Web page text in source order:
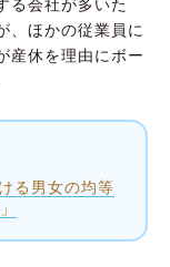
る会社が多いた
、ほかの従業員に
産休を理由にボー
る男女の均等